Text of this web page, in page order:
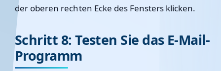
der oberen rechten Ecke des Fensters klicken.
Schritt 8: Testen Sie das E-Mail-
Programm